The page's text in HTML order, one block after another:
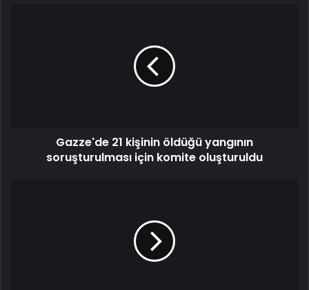
Gazze'de 21 kişinin öldüğü yangının
soruşturulması için komite oluşturuldu